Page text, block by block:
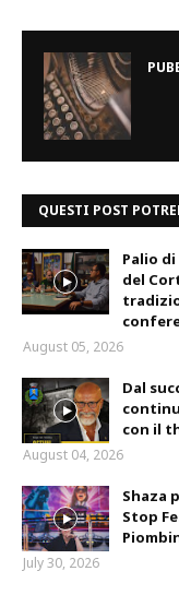
QUESTI POST
Palio
del
August 05, 2026
Dal
con il
August 04, 2026
Shaza
Stop
July 30, 2026